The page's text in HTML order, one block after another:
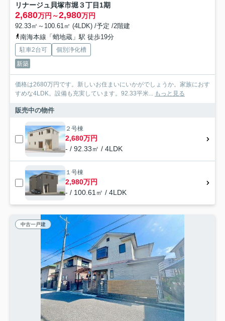
リナージュ貝塚市堀３丁目1期
2,680万円～2,980万円
92.33㎡～100.61㎡ (4LDK) /予定 /2階建
南海本線「蛸地蔵」駅 徒歩19分
駐車2台可
個別浄化槽
新築
価格は2680万円です。新しいお住まいにいかがでしょうか。家族におす
すめな4LDK。設備も充実しています。92.33平米... もっと見る
販売中の物件
２号棟
2,680万円
- / 92.33㎡ / 4LDK
１号棟
2,980万円
- / 100.61㎡ / 4LDK
中古一戸建